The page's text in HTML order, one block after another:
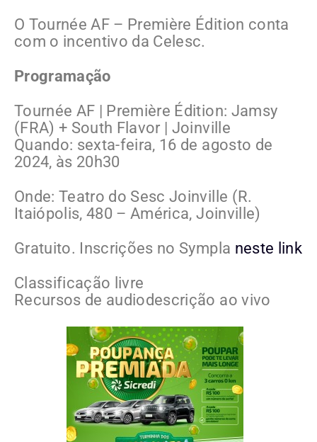
O Tournée AF – Première Édition conta
com o incentivo da Celesc.
Programação
Tournée AF | Première Édition: Jamsy
(FRA) + South Flavor | Joinville
Quando: sexta-feira, 16 de agosto de
2024, às 20h30
Onde: Teatro do Sesc Joinville (R.
Itaiópolis, 480 – América, Joinville)
Gratuito. Inscrições no Sympla neste link
Classificação livre
Recursos de audiodescrição ao vivo